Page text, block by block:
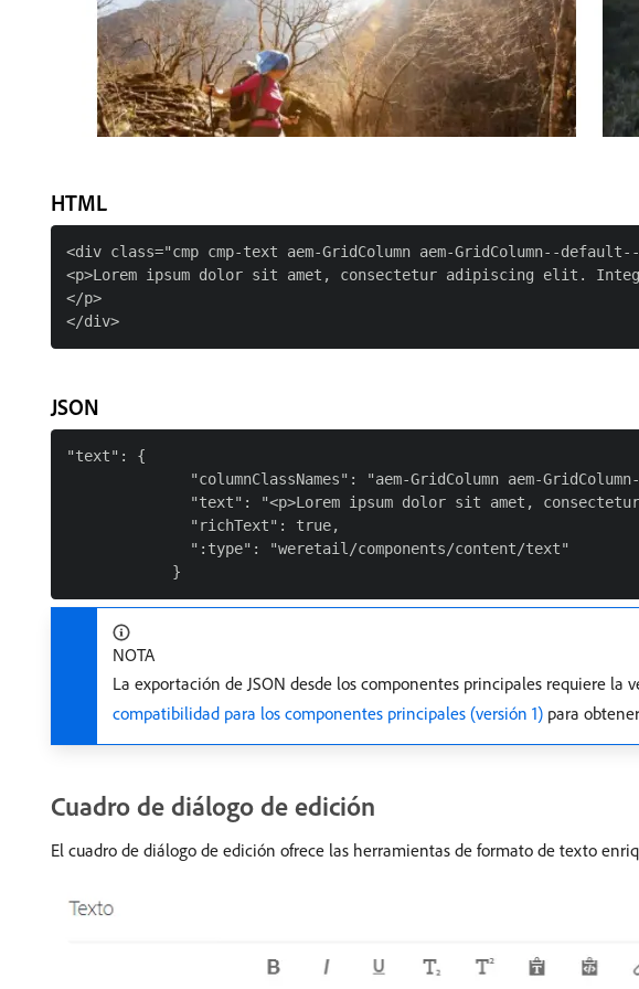
HTML
<div class="cmp cmp-text aem-GridColumn aem-GridColumn--
<p>Lorem ipsum dolor sit amet, consectetur adipiscing elit.
</p>
JSON
"text": {
"columnClassNames": "aem-GridColumn aem-
"text": "<p>Lorem ipsum dolor sit amet,
              "richText": true,
              ":type": "weretail/components/content/text"
NOTA
La exportación de JSON desde los componentes principales requiere la
compatibilidad para los componentes principales (versión 1) para
Cuadro de diálogo de edición
El cuadro de diálogo de edición ofrece las herramientas de formato de texto